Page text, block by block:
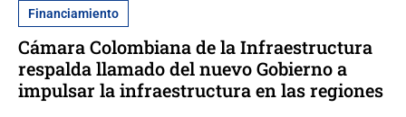
Financiamiento
Cámara Colombiana de la Infraestructura
respalda llamado del nuevo Gobierno a
impulsar la infraestructura en las regiones